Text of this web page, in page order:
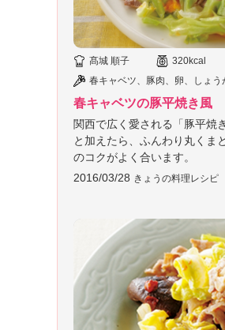
髙城 順子 320kcal
春キャベツ、豚肉、卵、しょう
春キャベツの豚平焼き風
関西で広く愛される「豚平焼
と加えたら、ふんわり丸くま
のコクがよく合います。
2016/03/28 きょうの料理レシピ